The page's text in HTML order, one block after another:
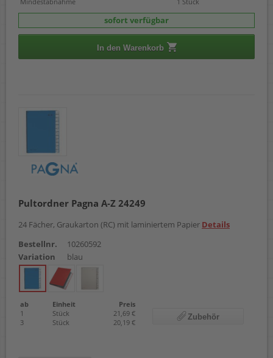
sofort verfügbar
In den Warenkorb
Pultordner Pagna A-Z 24249
24 Fächer, Graukarton (RC) mit laminiertem Papier Details
Bestellnr.
10260592
Variation
blau
ab Einheit
Preis
1
Stück
21,69 €
3
Stück 20,19 €
Zubehör